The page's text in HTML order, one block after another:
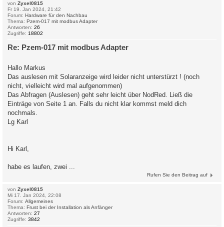
von Zyxel0815
Fr 19. Jan 2024, 21:42
Forum: Hardware für den Nachbau
Thema: Pzem-017 mit modbus Adapter
Antworten: 26
Zugriffe: 18802
Re: Pzem-017 mit modbus Adapter
Hallo Markus
Das auslesen mit Solaranzeige wird leider nicht unterstürzt ! (noch
nicht, vielleicht wird mal aufgenommen)
Das Abfragen (Auslesen) geht sehr leicht über NodRed. Ließ die
Einträge von Seite 1 an. Falls du nicht klar kommst meld dich
nochmals.
Lg Karl
Hi Karl,
habe es laufen, zwei ...
Rufen Sie den Beitrag auf
von Zyxel0815
Mi 17. Jan 2024, 22:08
Forum: Allgemeines
Thema: Frust bei der Installation als Anfänger
Antworten: 27
Zugriffe: 3842